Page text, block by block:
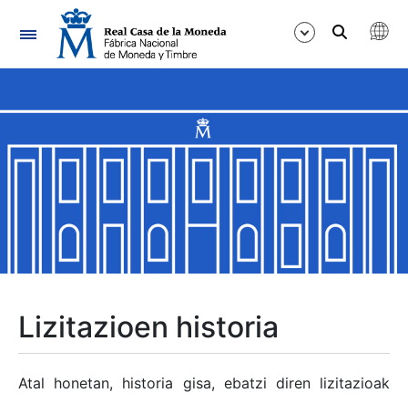
Nabigazioa
Erakutsi/Ezkutatu
Erakutsi/Ezkutatu
Erakutsi/Ezkutatu
Erakutsi/Ezkutatu
Lizitazioen historia
Atal honetan, historia gisa, ebatzi diren lizitazioak